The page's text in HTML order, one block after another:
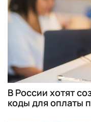
В России хотят
коды для оплаты